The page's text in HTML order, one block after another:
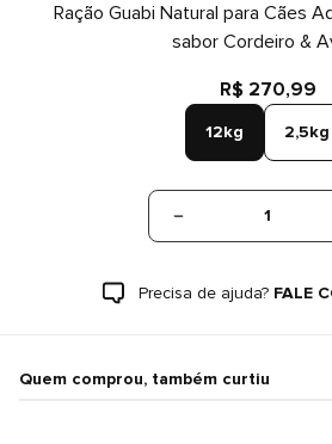
Ração Guabi Natural para Cães
sabor Cordeiro &
R$ 270,99
12kg 2,5kg
1
Precisa de ajuda? FALE
Quem comprou, também curtiu